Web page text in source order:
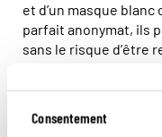
Consentement
et d’un masque
parfait anonymat, ils
sans le risque d’être